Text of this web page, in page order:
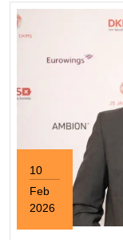
10
Feb
2026
February